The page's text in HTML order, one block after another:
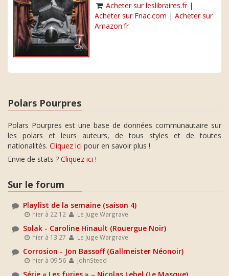
Acheter sur leslibraires.fr|
Acheter sur Fnac.com | Acheter sur
Amazon.fr
Polars Pourpres
Polars Pourpres est une base de données communautaire sur
les polars et leurs auteurs, de tous styles et de toutes
nationalités. Cliquez ici pour en savoir plus !
Envie de stats ? Cliquez ici !
Sur le forum
Playlist de la semaine (saison 4)
hier à 22:12 Le Juge Wargrave
Solak - Caroline Hinault (Rouergue Noir)
hier à 13:27 Le Juge Wargrave
Corrosion - Jon Bassoff (Gallmeister Néonoir)
hier à 09:56 JohnSteed